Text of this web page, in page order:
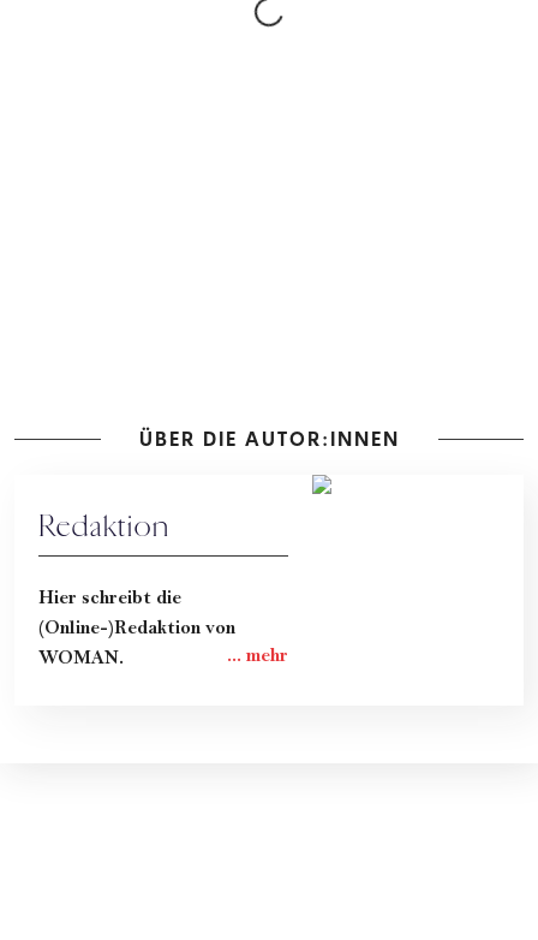
ÜBER DIE AUTOR:INNEN
Redaktion
Hier schreibt die
(Online-)Redaktion von
WOMAN.